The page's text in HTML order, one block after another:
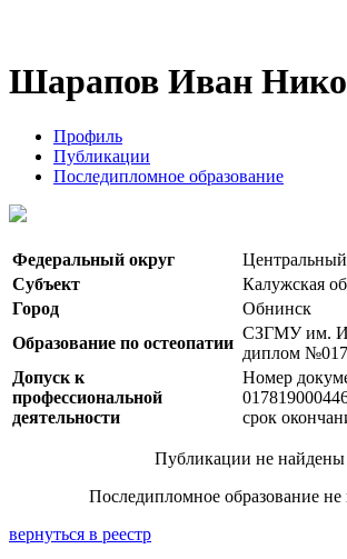
Шарапов Иван
Профиль
Публикации
Последипломное образование
Федеральный округ
Центральный
Субъект
Калужская
Город
Обнинск
Образование по остеопатии
СЗГМУ им.
диплом
Допуск к
профессиональной
деятельности
Номер
срок
Публикации не найдены
Последипломное образование не
вернуться в реестр